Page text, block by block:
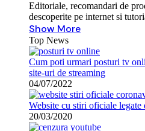
Editoriale, recomandari de
descoperite pe internet si
Show More
Top News
Cum poti urmari posturi tv
site-uri de streaming
04/07/2022
Website cu stiri oficiale
20/03/2020